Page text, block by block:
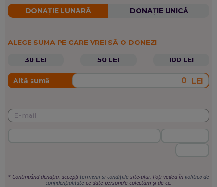
DONAȚIE LUNARĂ DONAȚIE UNICĂ
ALEGE SUMA PE CARE VREI SĂ O DONEZI
30 LEI
50 LEI 100 LEI
Altă sumă LEI
* Continuând donația, accepți termenii si condițiile site-ului. Poți vedea în politica de
confidențialitate ce date personale colectăm și de ce.